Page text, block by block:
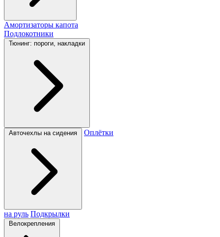
Амортизаторы капота
Подлокотники
Тюнинг: пороги, накладки
Авточехлы на сидения Оплётки
на руль Подкрылки
Велокрепления